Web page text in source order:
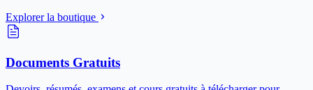
Explorer la boutique
Documents Gratuits